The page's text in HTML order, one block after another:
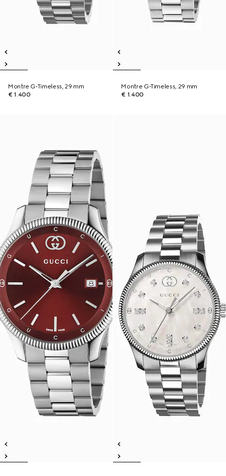
Montre G-Timeless, 29 mm
€ 1.400
Montre G-Timeless, 29 mm
€ 1.400